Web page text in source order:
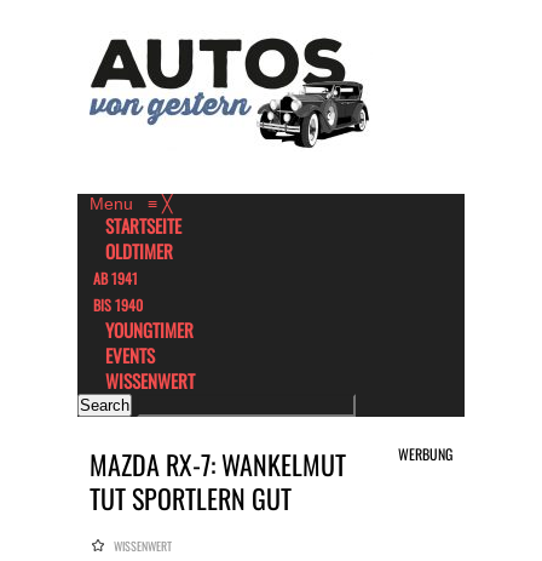
Menu ≡ ╳
STARTSEITE
OLDTIMER
AB 1941
BIS 1940
YOUNGTIMER
EVENTS
WISSENWERT
MAZDA RX-7: WANKELMUT
TUT SPORTLERN GUT
WERBUNG
WISSENWERT